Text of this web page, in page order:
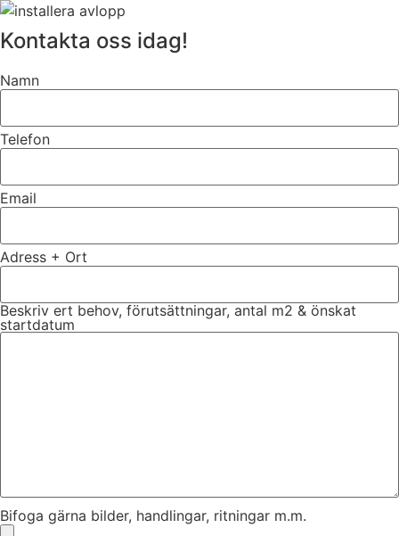
Kontakta oss idag!
Namn
Telefon
Email
Adress + Ort
Beskriv ert behov, förutsättningar, antal m2 & önskat
startdatum
Bifoga gärna bilder, handlingar, ritningar m.m.